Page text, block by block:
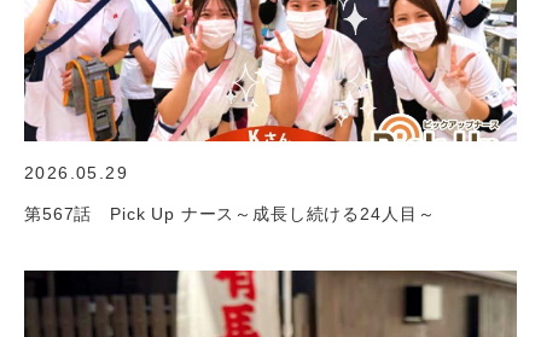
2026.05.29
第567話 Pick Up ナース～成長し続ける24人目～